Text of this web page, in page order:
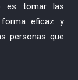
es tomar las
forma eficaz y
personas que